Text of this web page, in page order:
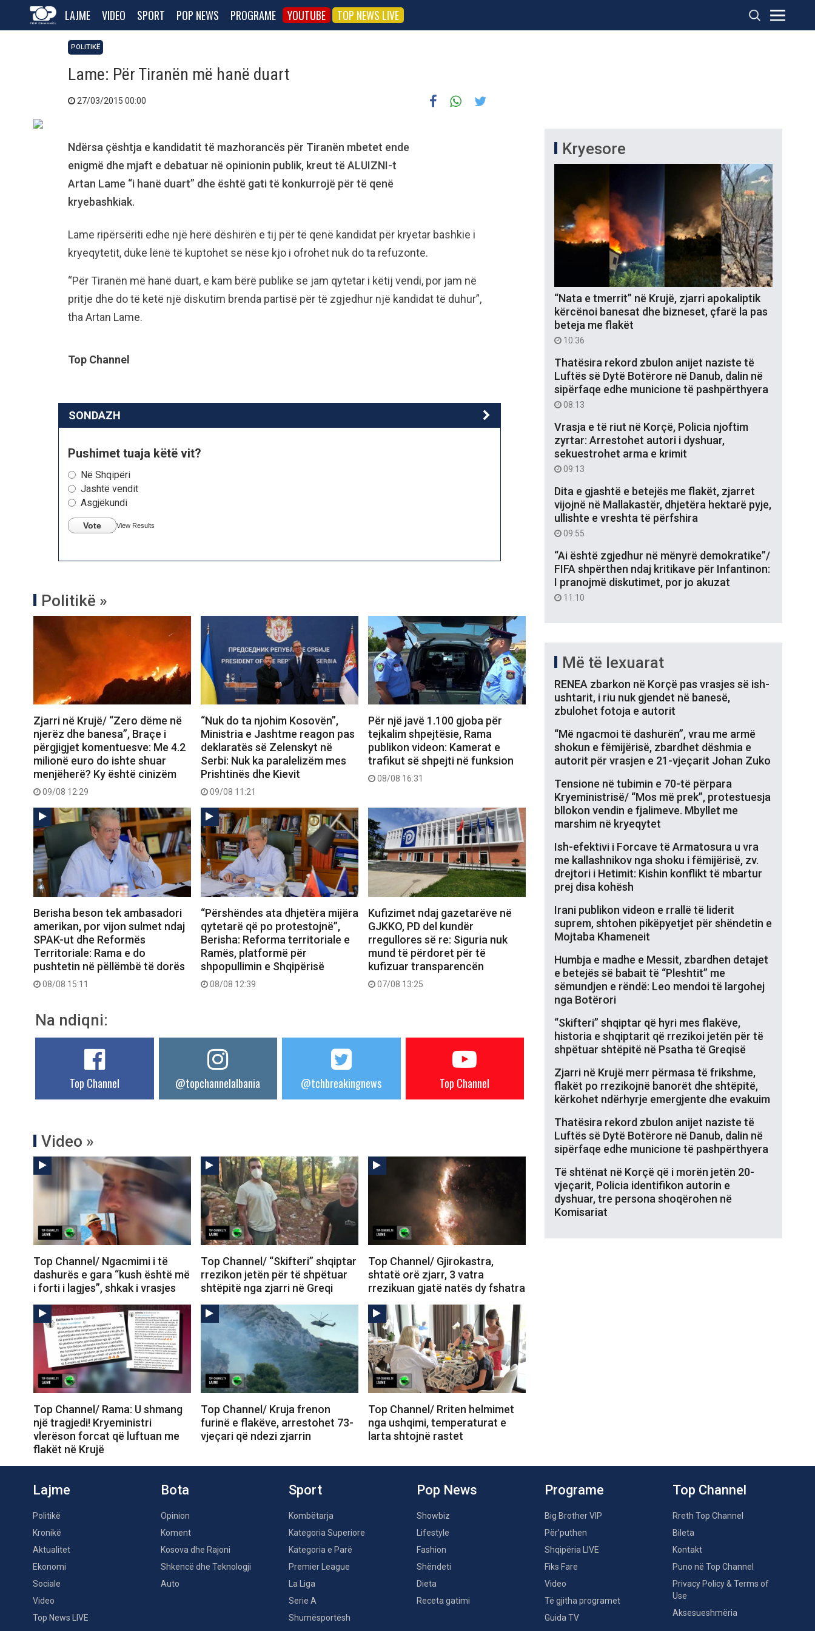
LAJME VIDEO SPORT POP NEWS PROGRAME YOUTUBE TOP NEWS LIVE
POLITIKË
Lame: Për Tiranën më hanë duart
27/03/2015 00:00
Ndërsa çështja e kandidatit të mazhorancës për Tiranën mbetet ende
enigmë dhe mjaft e debatuar në opinionin publik, kreut të ALUIZNI-t
Artan Lame “i hanë duart” dhe është gati të konkurrojë për të qenë
kryebashkiak.
Lame ripërsëriti edhe një herë dëshirën e tij për të qenë kandidat për kryetar bashkie i
kryeqytetit, duke lënë të kuptohet se nëse kjo i ofrohet nuk do ta refuzonte.
“Për Tiranën më hanë duart, e kam bërë publike se jam qytetar i këtij vendi, por jam në
pritje dhe do të ketë një diskutim brenda partisë për të zgjedhur një kandidat të duhur”,
tha Artan Lame.
Top Channel
SONDAZH
Pushimet tuaja këtë vit?
Në Shqipëri
Jashtë vendit
Asgjëkundi
Vote View Results
Politikë »
Zjarri në Krujë/ “Zero dëme në
njerëz dhe banesa”, Braçe i
përgjigjet komentuesve: Me 4.2
milionë euro do ishte shuar
menjëherë? Ky është cinizëm
09/08 12:29
“Nuk do ta njohim Kosovën”,
Ministria e Jashtme reagon pas
deklaratës së Zelenskyt në
Serbi: Nuk ka paralelizëm mes
Prishtinës dhe Kievit
09/08 11:21
Për një javë 1.100 gjoba për
tejkalim shpejtësie, Rama
publikon videon: Kamerat e
trafikut së shpejti në funksion
08/08 16:31
Berisha beson tek ambasadori
amerikan, por vijon sulmet ndaj
SPAK-ut dhe Reformës
Territoriale: Rama e do
pushtetin në pëllëmbë të dorës
08/08 15:11
“Përshëndes ata dhjetëra mijëra
qytetarë që po protestojnë”,
Berisha: Reforma territoriale e
Ramës, platformë për
shpopullimin e Shqipërisë
08/08 12:39
Kufizimet ndaj gazetarëve në
GJKKO, PD del kundër
rregullores së re: Siguria nuk
mund të përdoret për të
kufizuar transparencën
07/08 13:25
Na ndiqni:
Top Channel @topchannelalbania @tchbreakingnews Top Channel
Video »
Top Channel/ Ngacmimi i të
dashurës e gara “kush është më
i forti i lagjes”, shkak i vrasjes
Top Channel/ “Skifteri” shqiptar
rrezikon jetën për të shpëtuar
shtëpitë nga zjarri në Greqi
Top Channel/ Gjirokastra,
shtatë orë zjarr, 3 vatra
rrezikuan gjatë natës dy fshatra
Top Channel/ Rama: U shmang
një tragjedi! Kryeministri
vlerëson forcat që luftuan me
flakët në Krujë
Top Channel/ Kruja frenon
furinë e flakëve, arrestohet 73-
vjeçari që ndezi zjarrin
Top Channel/ Rriten helmimet
nga ushqimi, temperaturat e
larta shtojnë rastet
Kryesore
“Nata e tmerrit” në Krujë, zjarri apokaliptik
kërcënoi banesat dhe bizneset, çfarë la pas
beteja me flakët
10:36
Thatësira rekord zbulon anijet naziste të
Luftës së Dytë Botërore në Danub, dalin në
sipërfaqe edhe municione të pashpërthyera
08:13
Vrasja e të riut në Korçë, Policia njoftim
zyrtar: Arrestohet autori i dyshuar,
sekuestrohet arma e krimit
09:13
Dita e gjashtë e betejës me flakët, zjarret
vijojnë në Mallakastër, dhjetëra hektarë pyje,
ullishte e vreshta të përfshira
09:55
“Ai është zgjedhur në mënyrë demokratike”/
FIFA shpërthen ndaj kritikave për Infantinon:
I pranojmë diskutimet, por jo akuzat
11:10
Më të lexuarat
RENEA zbarkon në Korçë pas vrasjes së ish-
ushtarit, i riu nuk gjendet në banesë,
zbulohet fotoja e autorit
“Më ngacmoi të dashurën”, vrau me armë
shokun e fëmijërisë, zbardhet dëshmia e
autorit për vrasjen e 21-vjeçarit Johan Zuko
Tensione në tubimin e 70-të përpara
Kryeministrisë/ “Mos më prek”, protestuesja
bllokon vendin e fjalimeve. Mbyllet me
marshim në kryeqytet
Ish-efektivi i Forcave të Armatosura u vra
me kallashnikov nga shoku i fëmijërisë, zv.
drejtori i Hetimit: Kishin konflikt të mbartur
prej disa kohësh
Irani publikon videon e rrallë të liderit
suprem, shtohen pikëpyetjet për shëndetin e
Mojtaba Khameneit
Humbja e madhe e Messit, zbardhen detajet
e betejës së babait të “Pleshtit” me
sëmundjen e rëndë: Leo mendoi të largohej
nga Botërori
“Skifteri” shqiptar që hyri mes flakëve,
historia e shqiptarit që rrezikoi jetën për të
shpëtuar shtëpitë në Psatha të Greqisë
Zjarri në Krujë merr përmasa të frikshme,
flakët po rrezikojnë banorët dhe shtëpitë,
kërkohet ndërhyrje emergjente dhe evakuim
Thatësira rekord zbulon anijet naziste të
Luftës së Dytë Botërore në Danub, dalin në
sipërfaqe edhe municione të pashpërthyera
Të shtënat në Korçë që i morën jetën 20-
vjeçarit, Policia identifikon autorin e
dyshuar, tre persona shoqërohen në
Komisariat
Lajme
Politikë
Kronikë
Aktualitet
Ekonomi
Sociale
Video
Top News LIVE
Bota
Opinion
Koment
Kosova dhe Rajoni
Shkencë dhe Teknologji
Auto
Sport
Kombëtarja
Kategoria Superiore
Kategoria e Parë
Premier League
La Liga
Serie A
Shumësportësh
Pop News
Showbiz
Lifestyle
Fashion
Shëndeti
Dieta
Receta gatimi
Programe
Big Brother VIP
Për’puthen
Shqipëria LIVE
Fiks Fare
Video
Të gjitha programet
Guida TV
Top Channel
Rreth Top Channel
Bileta
Kontakt
Puno në Top Channel
Privacy Policy & Terms of
Use
Aksesueshmëria